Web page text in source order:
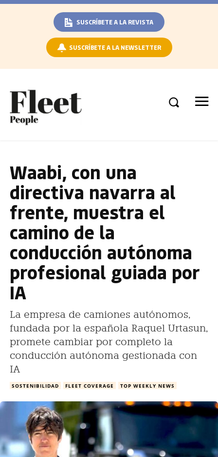
SUSCRÍBETE A LA REVISTA
SUSCRÍBETE A LA NEWSLETTER
Waabi, con una
directiva navarra al
frente, muestra el
camino de la
conducción autónoma
profesional guiada por
IA
La empresa de camiones autónomos,
fundada por la española Raquel Urtasun,
promete cambiar por completo la
conducción autónoma gestionada con
IA
SOSTENIBILIDAD FLEET COVERAGE TOP WEEKLY NEWS